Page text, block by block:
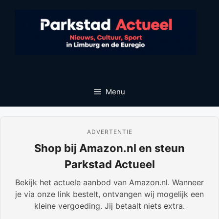
Menu
ADVERTENTIE
Shop bij Amazon.nl en steun
Parkstad Actueel
Bekijk het actuele aanbod van Amazon.nl. Wanneer
je via onze link bestelt, ontvangen wij mogelijk een
kleine vergoeding. Jij betaalt niets extra.